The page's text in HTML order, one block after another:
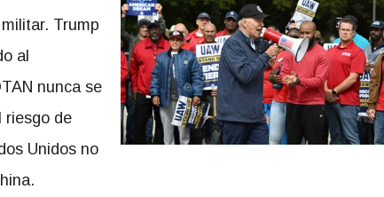
Trump
al
nunca se
riesgo de
Unidos no